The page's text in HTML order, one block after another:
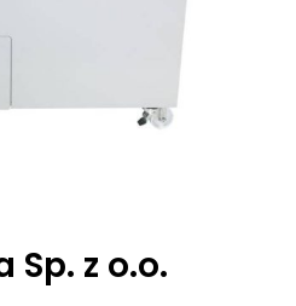
Sp. z o.o.